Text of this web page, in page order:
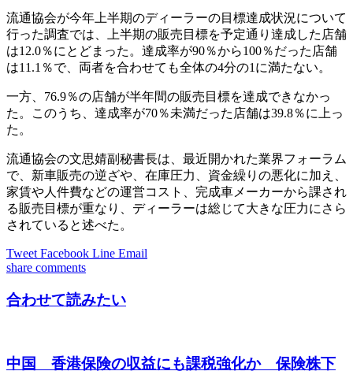
流通協会が今年上半期のディーラーの目標達成状況について
行った調査では、上半期の販売目標を予定通り達成した店舗
は12.0％にとどまった。達成率が90％から100％だった店舗
は11.1％で、両者を合わせても全体の4分の1に満たない。
一方、76.9％の店舗が半年間の販売目標を達成できなかっ
た。このうち、達成率が70％未満だった店舗は39.8％に上っ
た。
流通協会の文思婧副秘書長は、最近開かれた業界フォーラム
で、新車販売の逆ざや、在庫圧力、資金繰りの悪化に加え、
家賃や人件費などの運営コスト、完成車メーカーから課され
る販売目標が重なり、ディーラーは総じて大きな圧力にさら
されていると述べた。
Tweet Facebook Line Email
share comments
合わせて読みたい
中国 香港保険の収益にも課税強化か 保険株下